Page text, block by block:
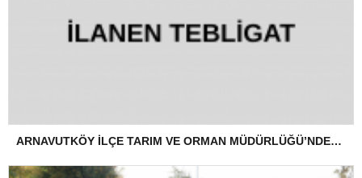
ARNAVUTKÖY İLÇE TARIM VE ORMAN MÜDÜRLÜĞÜ’NDEN İLANEN TEBLİGAT